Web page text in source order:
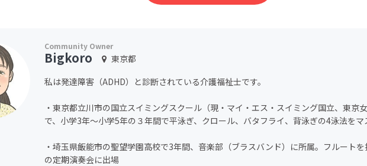
Bigkoro
東京都
私は発達障害（ADHD）と診断されている介護福祉士です。
・東京都立川市の国立スイミングスクール（現・マイ・エス・スイミング国立、東京女
で、小学3年〜小学5年の３年間で平泳ぎ、クロール、バタフライ、背泳ぎの4泳法をマ
・埼玉県飯能市の聖望学園高校で3年間、音楽部（ブラスバンド）に所属。フルート
の定期演奏会に出場